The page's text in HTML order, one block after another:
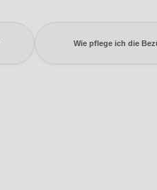
Wie pflege ich die